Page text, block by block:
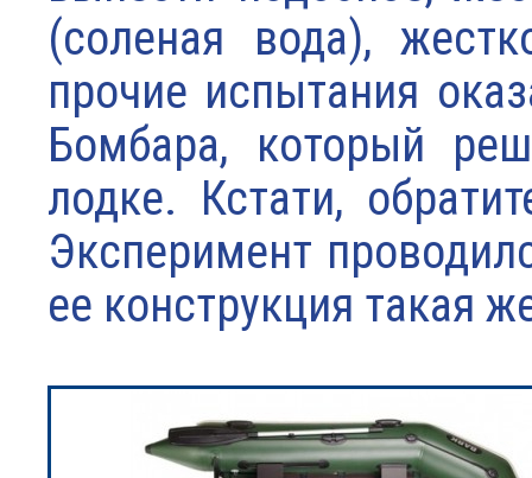
(соленая вода),
прочие испытания
Бомбара, который
лодке. Кстати,
Эксперимент
ее конструкция такая